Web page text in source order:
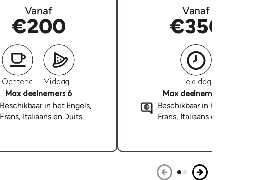
Vanaf
€200
Ochtend
Middag
Max deelnemers 6
Beschikbaar in het Engels,
Frans, Italiaans en Duits
Vanaf
€350
Hele dag
Max deelnemers 6
Beschikbaar in het Engels,
Frans, Italiaans en Duits